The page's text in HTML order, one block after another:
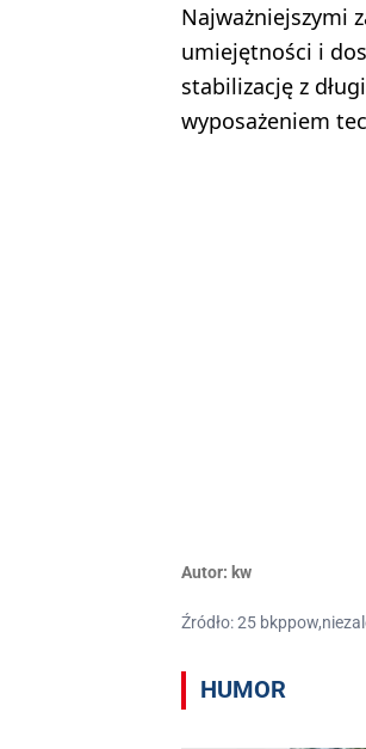
Najważniejszymi
umiejętności i
stabilizację z
wyposażeniem
Autor: kw
Źródło: 25
HUMOR